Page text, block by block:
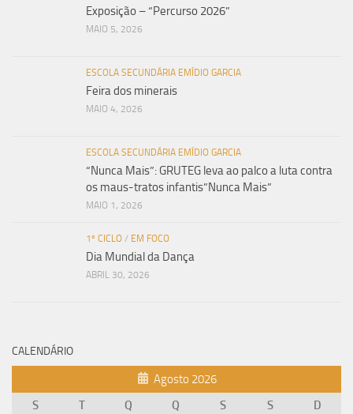
Exposição – “Percurso 2026”
MAIO 5, 2026
ESCOLA SECUNDÁRIA EMÍDIO GARCIA
Feira dos minerais
MAIO 4, 2026
ESCOLA SECUNDÁRIA EMÍDIO GARCIA
“Nunca Mais”: GRUTEG leva ao palco a luta contra
os maus-tratos infantis”Nunca Mais”
MAIO 1, 2026
1º CICLO / EM FOCO
Dia Mundial da Dança
ABRIL 30, 2026
CALENDÁRIO
Agosto 2026
S
T Q Q S S
D